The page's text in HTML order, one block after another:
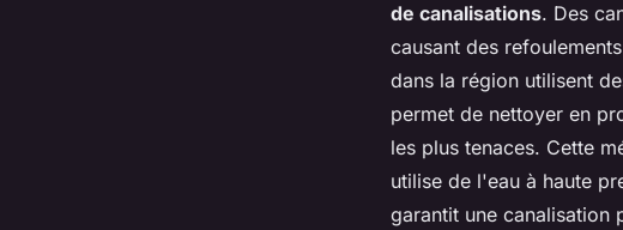
de canalisations. Des
causant des
dans la région utilisent
permet de nettoyer en
les plus tenaces. Cette
utilise de l'eau à haute
garantit une canalisation